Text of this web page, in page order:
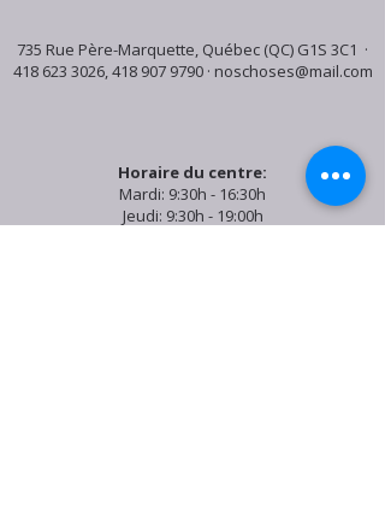
735 Rue Père-Marquette, Québec (QC) G1S 3C1 ·
418 623 3026,418 907 9790· noschoses@mail.com
Horaire du centre:
Mardi: 9:30h - 16:30h
Jeudi: 9:30h - 19:00h